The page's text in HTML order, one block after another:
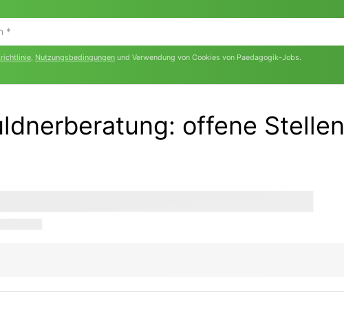
, Nutzungsbedingungen und Verwendung von Cookies von Paedagogik-Jobs.
offene Stellen